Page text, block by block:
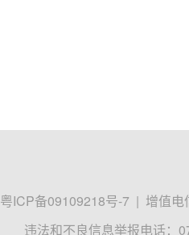
粤ICP备09109218号-7 | 增值电
违法和不良信息举报电话：